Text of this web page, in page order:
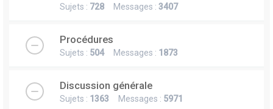
Sujets : 728 Messages : 3407
Procédures
Sujets : 504Messages : 1873
Discussion générale
Sujets : 1363 Messages : 5971